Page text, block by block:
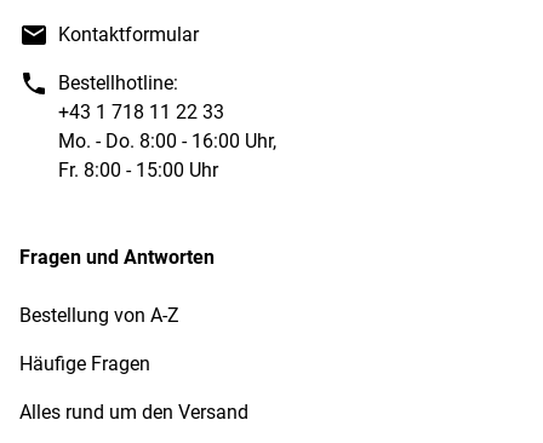
Kontaktformular
Bestellhotline:
+43 1 718 11 22 33
Mo. - Do. 8:00 - 16:00 Uhr,
Fr. 8:00 - 15:00 Uhr
Fragen und Antworten
Bestellung von A-Z
Häufige Fragen
Alles rund um den Versand